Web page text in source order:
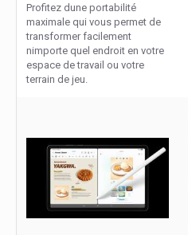
Profitez dune portabilité
maximale qui vous permet de
transformer facilement
nimporte quel endroit en votre
espace de travail ou votre
terrain de jeu.